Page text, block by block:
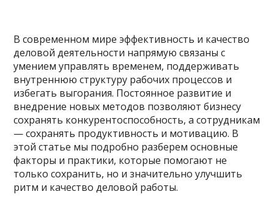
В современном мире эффективность и качество
деловой деятельности напрямую связаны с
умением управлять временем, поддерживать
внутреннюю структуру рабочих процессов и
избегать выгорания. Постоянное развитие и
внедрение новых методов позволяют бизнесу
сохранять конкурентоспособность, а сотрудникам
— сохранять продуктивность и мотивацию. В
этой статье мы подробно разберем основные
факторы и практики, которые помогают не
только сохранить, но и значительно улучшить
ритм и качество деловой работы.